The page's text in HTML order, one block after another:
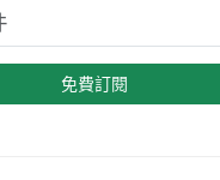
免費訂閱